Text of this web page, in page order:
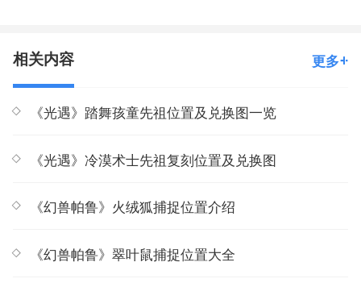
相关内容 更多
《光遇》踏舞孩童先祖位置及兑换图一览
《光遇》冷漠术士先祖复刻位置及兑换图
《幻兽帕鲁》火绒狐捕捉位置介绍
《幻兽帕鲁》翠叶鼠捕捉位置大全